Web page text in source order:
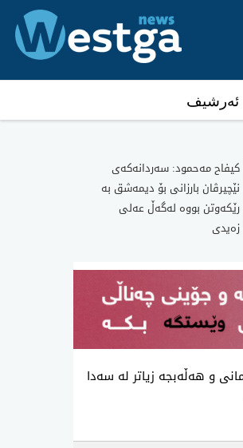
ئەرشیف
كیفاح مه‌حمود: سه‌ردانه‌كه‌ی
نێچیرڤان بارزانی بۆ دیمه‌شق به‌
رێكه‌وتن بووه‌ له‌گه‌ڵ عه‌لی
زه‌یدی
و هه‌ڵه‌بجه‌ زیاتر له‌ سه‌دا